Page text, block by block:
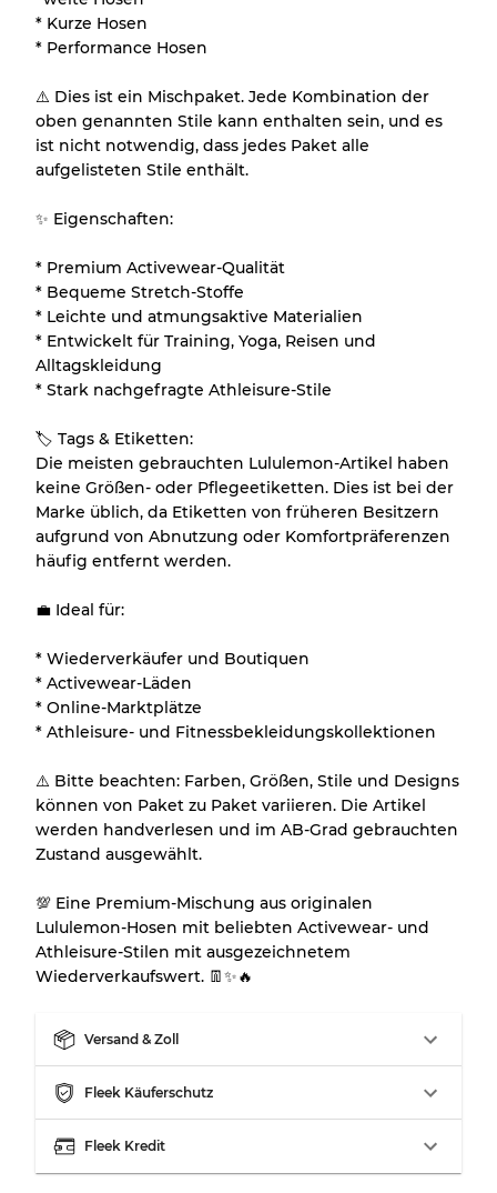
* Kurze Hosen
* Performance Hosen
⚠️ Dies ist ein Mischpaket. Jede Kombination der
oben genannten Stile kann enthalten sein, und es
ist nicht notwendig, dass jedes Paket alle
aufgelisteten Stile enthält.
✨ Eigenschaften:
* Premium Activewear-Qualität
* Bequeme Stretch-Stoffe
* Leichte und atmungsaktive Materialien
* Entwickelt für Training, Yoga, Reisen und
Alltagskleidung
* Stark nachgefragte Athleisure-Stile
🏷 Tags & Etiketten:
Die meisten gebrauchten Lululemon-Artikel haben
keine Größen- oder Pflegeetiketten. Dies ist bei der
Marke üblich, da Etiketten von früheren Besitzern
aufgrund von Abnutzung oder Komfortpräferenzen
häufig entfernt werden.
💼 Ideal für:
* Wiederverkäufer und Boutiquen
* Activewear-Läden
* Online-Marktplätze
* Athleisure- und Fitnessbekleidungskollektionen
⚠️ Bitte beachten: Farben, Größen, Stile und Designs
können von Paket zu Paket variieren. Die Artikel
werden handverlesen und im AB-Grad gebrauchten
Zustand ausgewählt.
💯 Eine Premium-Mischung aus originalen
Lululemon-Hosen mit beliebten Activewear- und
Athleisure-Stilen mit ausgezeichnetem
Wiederverkaufswert. 👖✨🔥
Versand & Zoll
Fleek Käuferschutz
Fleek Kredit